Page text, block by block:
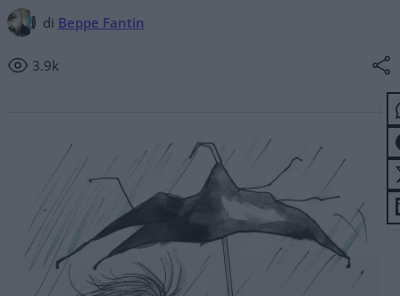
di Beppe Fantin
3.9k